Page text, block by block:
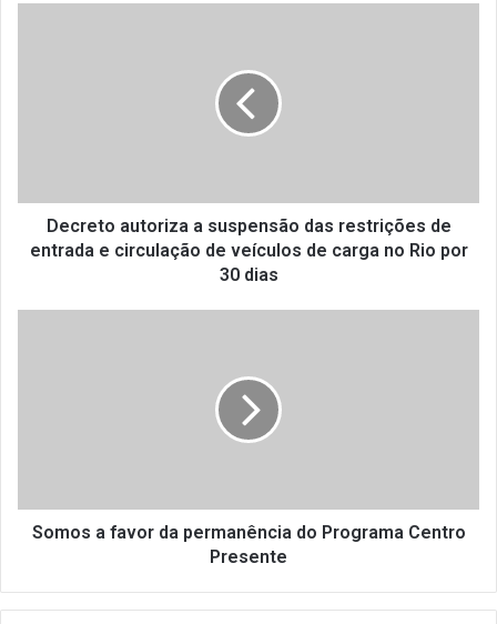
e
circulação
de
Decreto autoriza a suspensão das restrições de
entrada e circulação de veículos de carga no Rio por
30 dias
Presente
Somos a favor da permanência do Programa Centro
Presente